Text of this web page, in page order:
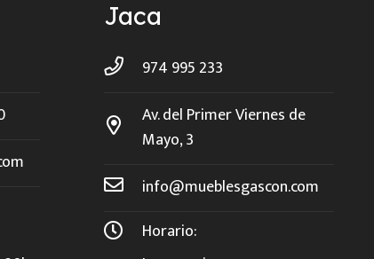
Jaca
974 995 233
Av. del Primer Viernes de
Mayo, 3
info@mueblesgascon.com
Horario: